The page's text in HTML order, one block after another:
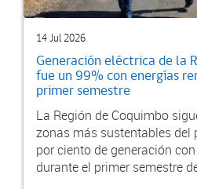
14 Jul 2026
Generación eléctrica de la
fue un 99% con energías
primer semestre
La Región de Coquimbo
zonas más sustentables del
por ciento de generación
durante el primer semestre